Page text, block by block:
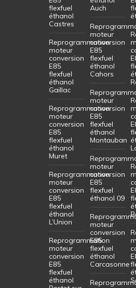
flexfuel
éthanol
Castres
Reprogrammation
moteur
conversion
E85
flexfuel
éthanol
Gaillac
Reprogrammation
moteur
conversion
E85
flexfuel
éthanol
Muret
Reprogrammation
moteur
conversion
E85
flexfuel
éthanol
L’Union
Reprogrammation
moteur
conversion
E85
flexfuel
éthanol
Auch
moteur
conversion
E85
flexfuel
éthanol
Cahors
moteur
conversion
E85
flexfuel
éthanol
Montauban
moteur
conversion
E85
flexfuel
éthanol 09
moteur
conversion
E85
flexfuel
éthanol
Carcasonne